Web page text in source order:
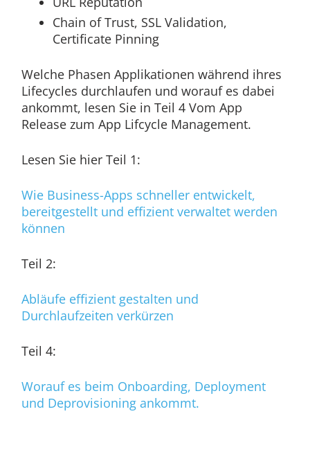
Chain of Trust, SSL Validation,
Certificate Pinning
Welche Phasen Applikationen während ihres
Lifecycles durchlaufen und worauf es dabei
ankommt, lesen Sie in Teil 4 Vom App
Release zum App Lifcycle Management.
Lesen Sie hier Teil 1:
Wie Business-Apps schneller entwickelt,
bereitgestellt und effizient verwaltet werden
können
Teil 2:
Abläufe effizient gestalten und
Durchlaufzeiten verkürzen
Teil 4:
Worauf es beim Onboarding, Deployment
und Deprovisioning ankommt.